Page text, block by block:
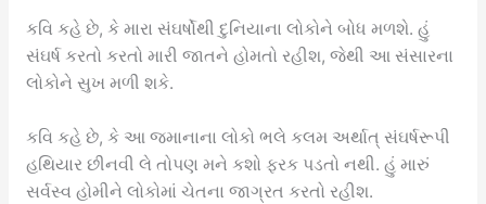
કવિ કહે છે, કે મારા સંઘર્ષોથી દુનિયાના લોકોને બોધ મળશે. હું
સંઘર્ષ કરતો કરતો મારી જાતને હોમતો રહીશ, જેથી આ સંસારના
લોકોને સુખ મળી શકે.
કવિ કહે છે, કે આ જમાનાના લોકો ભલે કલમ અર્થાત્ સંઘર્ષરૂપી
હથિયાર છીનવી લે તોપણ મને કશો ફરક પડતો નથી. હું મારું
સર્વસ્વ હોમીને લોકોમાં ચેતના જાગ્રત કરતો રહીશ.